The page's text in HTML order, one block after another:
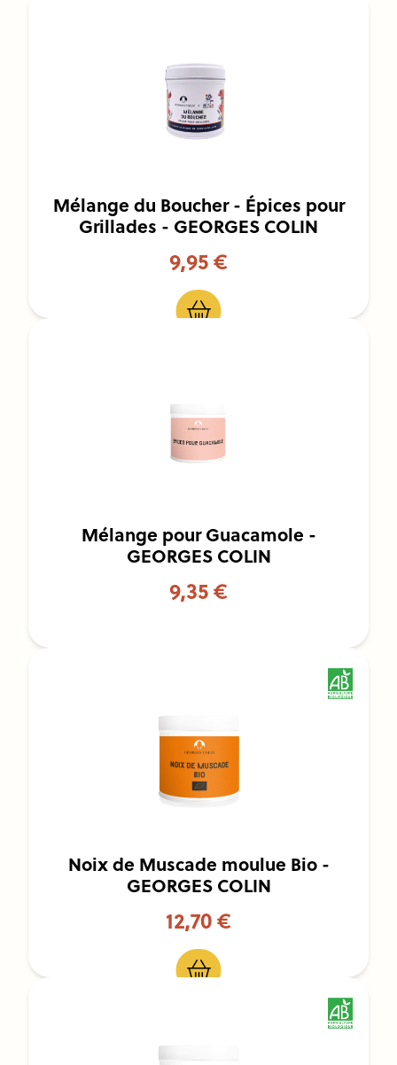
Mélange du Boucher - Épices pour
Grillades - GEORGES COLIN
9,95 €
Mélange pour Guacamole -
GEORGES COLIN
9,35 €
Noix de Muscade moulue Bio -
GEORGES COLIN
12,70 €